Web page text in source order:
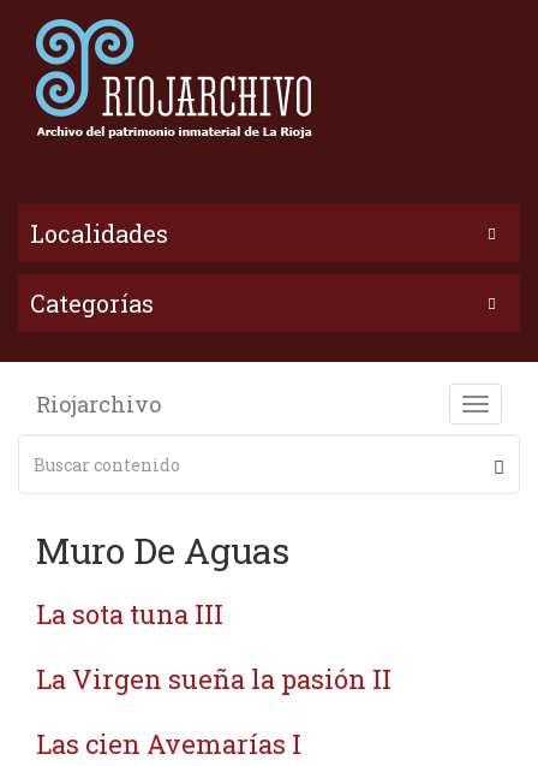
Localidades
Categorías
Toggle
Riojarchivo
Muro De Aguas
La sota tuna III
La Virgen sueña la pasión II
Las cien Avemarías I